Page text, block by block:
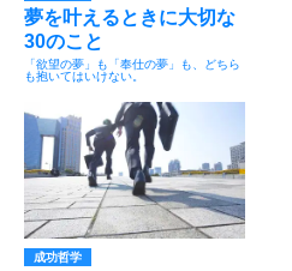
夢を叶えるときに大切な
30のこと
「欲望の夢」も「奉仕の夢」も、どちら
も抱いてはいけない。
成功哲学